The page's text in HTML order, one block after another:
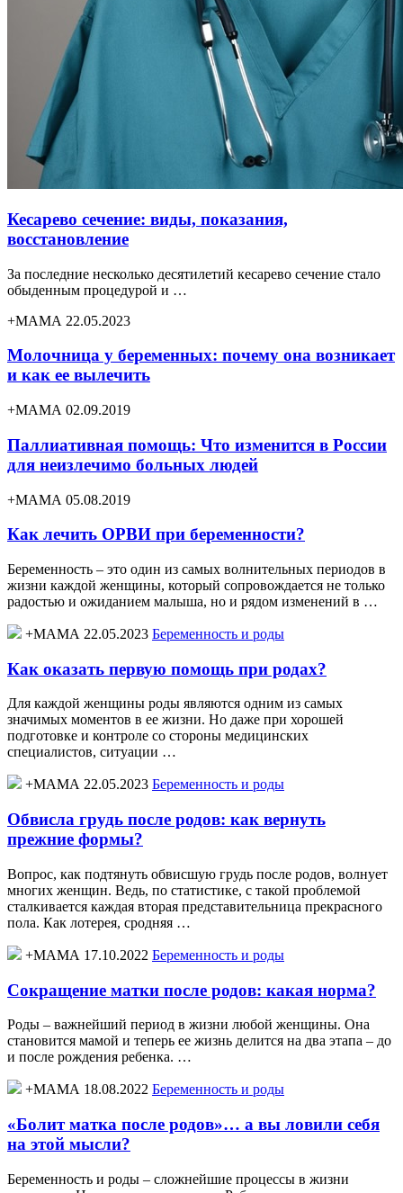
Кесарево сечение: виды, показания,
восстановление
За последние несколько десятилетий кесарево сечение стало
обыденным процедурой и …
+МАМА 22.05.2023
Молочница у беременных: почему она возникает
и как ее вылечить
+МАМА 02.09.2019
Паллиативная помощь: Что изменится в России
для неизлечимо больных людей
+МАМА 05.08.2019
Как лечить ОРВИ при беременности?
Беременность – это один из самых волнительных периодов в
жизни каждой женщины, который сопровождается не только
радостью и ожиданием малыша, но и рядом изменений в …
+МАМА 22.05.2023 Беременность и роды
Как оказать первую помощь при родах?
Для каждой женщины роды являются одним из самых
значимых моментов в ее жизни. Но даже при хорошей
подготовке и контроле со стороны медицинских
специалистов, ситуации …
+МАМА 22.05.2023 Беременность и роды
Обвисла грудь после родов: как вернуть
прежние формы?
Вопрос, как подтянуть обвисшую грудь после родов, волнует
многих женщин. Ведь, по статистике, с такой проблемой
сталкивается каждая вторая представительница прекрасного
пола. Как лотерея, сродняя …
+МАМА 17.10.2022 Беременность и роды
Сокращение матки после родов: какая норма?
Роды – важнейший период в жизни любой женщины. Она
становится мамой и теперь ее жизнь делится на два этапа – до
и после рождения ребенка. …
+МАМА 18.08.2022 Беременность и роды
«Болит матка после родов»… а вы ловили себя
на этой мысли?
Беременность и роды – сложнейшие процессы в жизни